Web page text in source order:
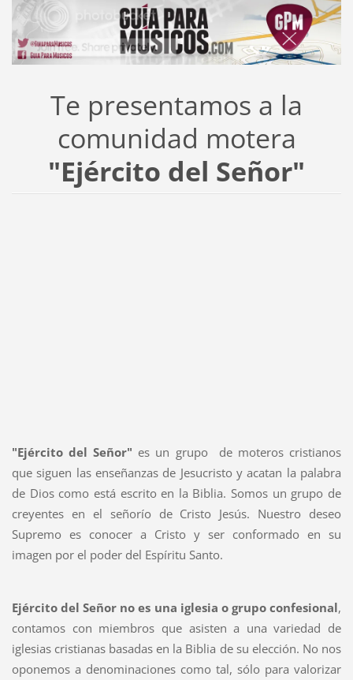
Te presentamos a la
comunidad motera
"Ejército del Señor"
"Ejército del Señor" es un grupo de moteros cristianos
que siguen las enseñanzas de Jesucristo y acatan la palabra
de Dios como está escrito en la Biblia. Somos un grupo de
creyentes en el señorío de Cristo Jesús. Nuestro deseo
Supremo es conocer a Cristo y ser conformado en su
imagen por el poder del Espíritu Santo.
Ejército del Señor no es una iglesia o grupo confesional,
contamos con miembros que asisten a una variedad de
iglesias cristianas basadas en la Biblia de su elección. No nos
oponemos a denominaciones como tal, sólo para valorizar